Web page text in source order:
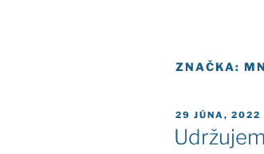
ZNAČKA:
PUBLIKOVANÉ
29 JÚNA, 2022